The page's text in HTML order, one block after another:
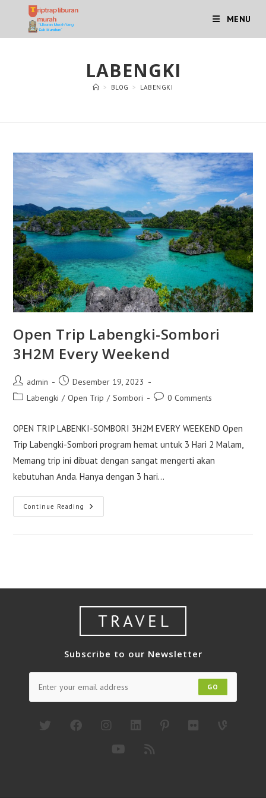
content
MENU
LABENGKI
> BLOG > LABENGKI
Open Trip Labengki-Sombori
3H2M Every Weekend
Post
author:
admin
Post
published:
Desember 19, 2023
PostLabengki / Open Trip / Sombori
Post0 Comments
OPEN TRIP LABENKI-SOMBORI 3H2M EVERY WEEKEND Open
Trip Labengki-Sombori program hemat untuk 3 Hari 2 Malam,
Memang trip ini dibuat dengan sangat mengerti akan
kebutuhan Anda. Hanya dengan 3 hari…
Continue Reading Open
Trip
Subscribe to our Newsletter
GO